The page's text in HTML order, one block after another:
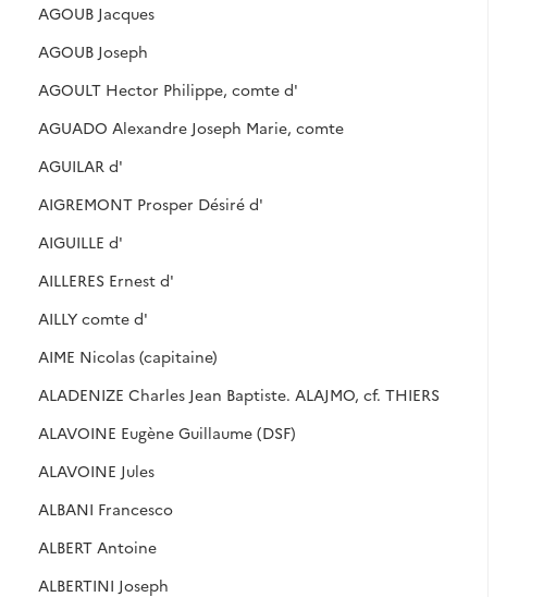
AGOUB Jacques
AGOUB Joseph
AGOULT Hector Philippe, comte d'
AGUADO Alexandre Joseph Marie, comte
AGUILAR d'
AIGREMONT Prosper Désiré d'
AIGUILLE d'
AILLERES Ernest d'
AILLY comte d'
AIME Nicolas (capitaine)
ALADENIZE Charles Jean Baptiste. ALAJMO, cf. THIERS
ALAVOINE Eugène Guillaume (DSF)
ALAVOINE Jules
ALBANI Francesco
ALBERT Antoine
ALBERTINI Joseph